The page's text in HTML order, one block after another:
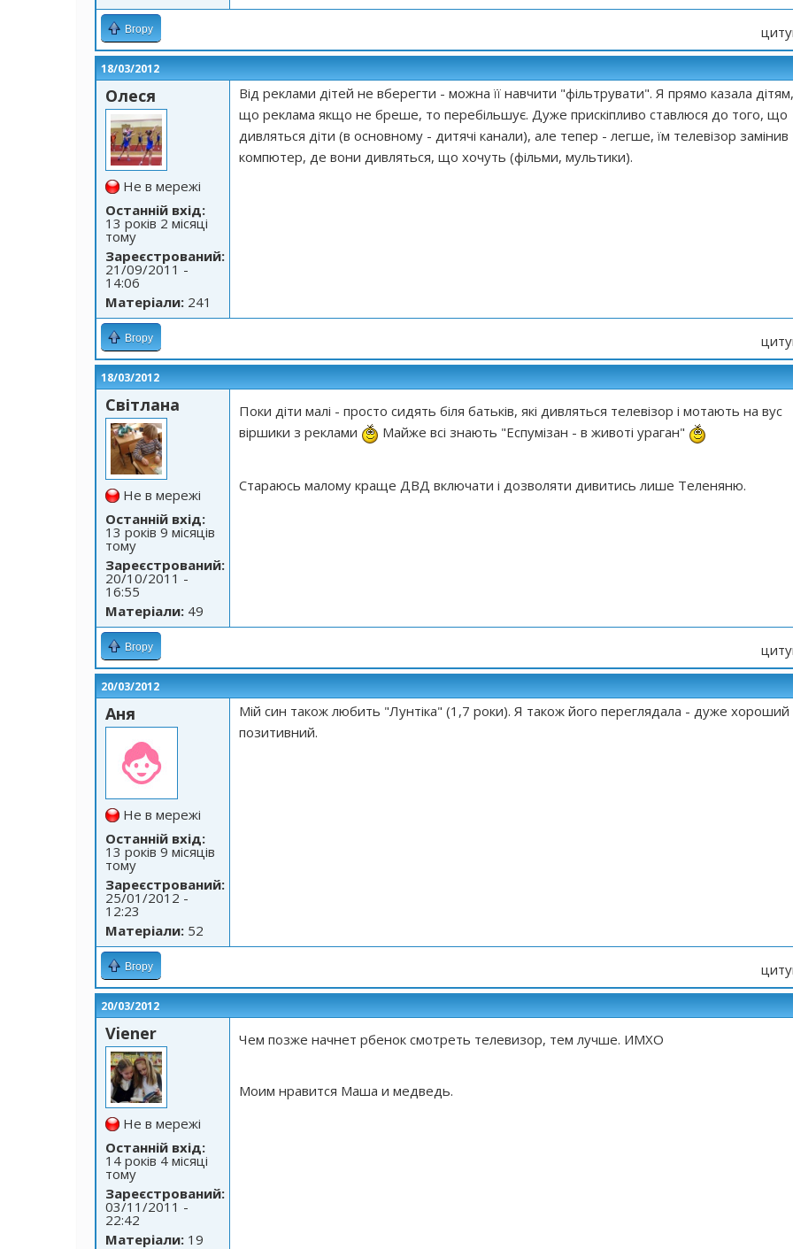
Вгору
18/03/2012
Олеся
Не в мережі
Останній вхід:
13 років 2 місяці
тому
Зареєстрований:
21/09/2011 -
14:06
Матеріали: 241
Від реклами дітей не вберегти - можна її навчити "фільтрувати". Я прямо казала дітям,
що реклама якщо не бреше, то перебільшує. Дуже прискіпливо ставлюся до того, що
дивляться діти (в основному - дитячі канали), але тепер - легше, їм телевізор замінив
компютер, де вони дивляться, що хочуть (фільми, мультики).
Вгору
18/03/2012
Світлана
Не в мережі
Останній вхід:
13 років 9 місяців
тому
Зареєстрований:
20/10/2011 -
16:55
Матеріали: 49
Поки діти малі - просто сидять біля батьків, які дивляться телевізор і мотають на вус
віршики з реклами
Майже всі знають "Еспумізан - в животі ураган"
Стараюсь малому краще ДВД включати і дозволяти дивитись лише Теленяню.
Вгору
20/03/2012
Аня
Не в мережі
Останній вхід:
13 років 9 місяців
тому
Зареєстрований:
25/01/2012 -
12:23
Матеріали: 52
Мій син також любить "Лунтіка" (1,7 роки). Я також його переглядала - дуже хороший
позитивний.
Вгору
20/03/2012
Viener
Не в мережі
Останній вхід:
14 років 4 місяці
тому
Зареєстрований:
03/11/2011 -
22:42
Матеріали: 19
Чем позже начнет рбенок смотреть телевизор, тем лучше. ИМХО
Моим нравится Маша и медведь.